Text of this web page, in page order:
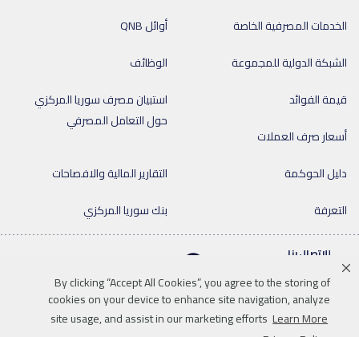
By clicking “Accept All Cookies”, you agree to the storing of
cookies on your device to enhance site navigation, analyze
site usage, and assist in our marketing efforts Learn More
أوائل QNB
الخدمات المصرفية الخاصة
الوظائف
الشبكة الدولية للمجموعة
استبيان مصرف سوريا المركزي
حول التعامل المصرفي
قيمة الفوائد
أسعار صرف العملات
التقارير المالية والافصاحات
دليل الحوكمة
بنك سوريا المركزي
التعرفة
للإتصال بنا
LinkedinInstagramfacebooktwitteryoutube